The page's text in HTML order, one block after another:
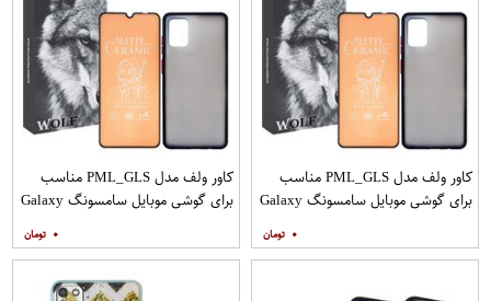
کاور ولف مدل PML_GLS مناسب
برای گوشی موبایل سامسونگ Galaxy
۰
کاور ولف مدل PML_GLS مناسب
برای گوشی موبایل سامسونگ Galaxy
مات
۰